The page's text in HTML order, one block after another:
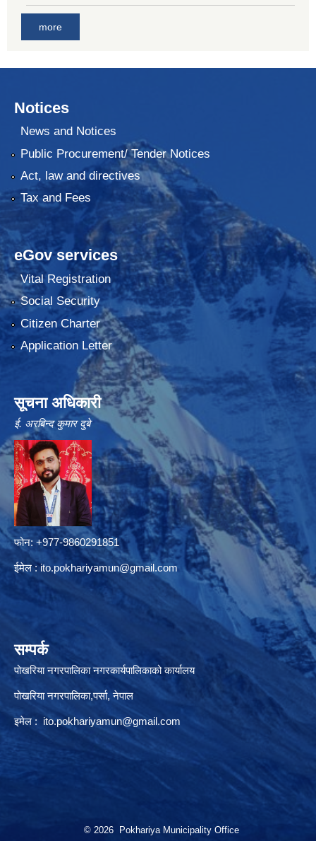
more
Notices
News and Notices
Public Procurement/ Tender Notices
Act, law and directives
Tax and Fees
eGov services
Vital Registration
Social Security
Citizen Charter
Application Letter
सूचना अधिकारी
ई. अरबिन्द कुमार दुबे
फोन: +977-9860291851
ईमेल :ito.pokhariyamun@gmail.com
सम्पर्क
पोखरिया नगरपालिका नगरकार्यपालिकाको कार्यालय
पोखरिया नगरपालिका,पर्सा, नेपाल
इमेल : ito.pokhariyamun@gmail.com
© 2026 Pokhariya Municipality Office